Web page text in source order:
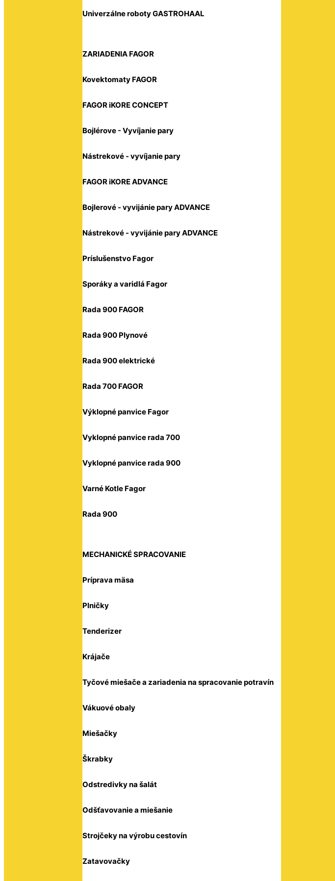
Univerzálne roboty GASTROHAAL
ZARIADENIA FAGOR
Kovektomaty FAGOR
FAGOR iKORE CONCEPT
Bojlérove - Vyvíjanie pary
Nástrekové - vyvíjanie pary
FAGOR iKORE ADVANCE
Bojlerové - vyvijánie pary ADVANCE
Nástrekové - vyvijánie pary ADVANCE
Príslušenstvo Fagor
Sporáky a varidlá Fagor
Rada 900 FAGOR
Rada 900 Plynové
Rada 900 elektrické
Rada 700 FAGOR
Výklopné panvice Fagor
Vyklopné panvice rada 700
Vyklopné panvice rada 900
Varné Kotle Fagor
Rada 900
MECHANICKÉ SPRACOVANIE
Príprava mäsa
Plničky
Tenderizer
Krájače
Tyčové miešače a zariadenia na spracovanie potravín
Vákuové obaly
Miešačky
Škrabky
Odstredivky na šalát
Odšťavovanie a miešanie
Strojčeky na výrobu cestovín
Zatavovačky